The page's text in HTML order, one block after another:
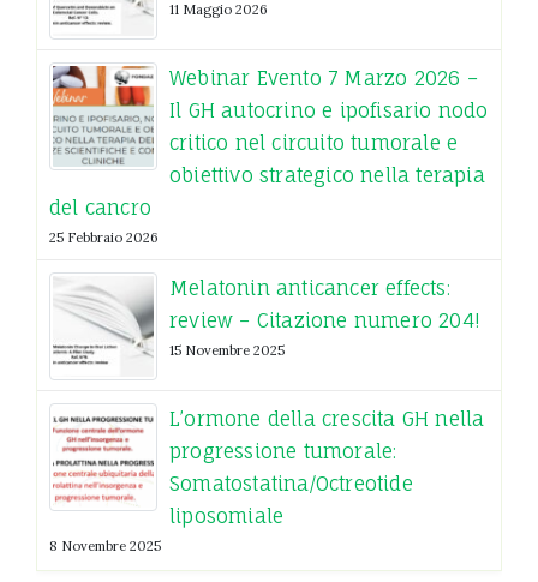
11 Maggio 2026
Webinar Evento 7 Marzo 2026 –
Il GH autocrino e ipofisario nodo
critico nel circuito tumorale e
obiettivo strategico nella terapia
del cancro
25 Febbraio 2026
Melatonin anticancer effects:
review – Citazione numero 204!
15 Novembre 2025
L’ormone della crescita GH nella
progressione tumorale:
Somatostatina/Octreotide
liposomiale
8 Novembre 2025